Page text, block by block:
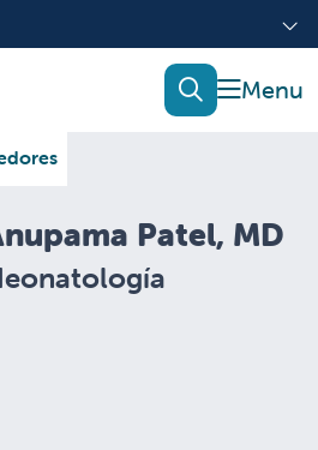
mostrar
buscar
Patel, MD